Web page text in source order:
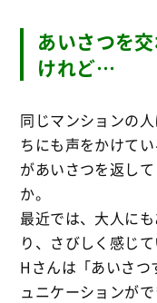
あいさつを
けれど…
同じマンションの
ちにも声をかけて
があいさつを返し
か。
最近では、大人に
り、さびしく感じて
Hさんは「あいさつ
ュニケーションが